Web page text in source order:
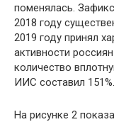
поменялась.
2018 году
2019 году принял
активности
количество
ИИС составил 151%.
На рисунке 2